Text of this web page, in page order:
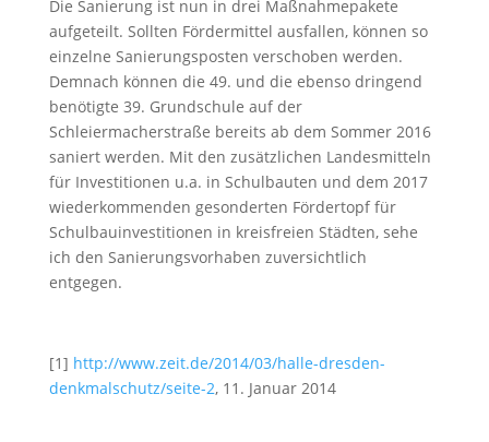
Die Sanierung ist nun in drei Maßnahmepakete
aufgeteilt. Sollten Fördermittel ausfallen, können so
einzelne Sanierungsposten verschoben werden.
Demnach können die 49. und die ebenso dringend
benötigte 39. Grundschule auf der
Schleiermacherstraße bereits ab dem Sommer 2016
saniert werden. Mit den zusätzlichen Landesmitteln
für Investitionen u.a. in Schulbauten und dem 2017
wiederkommenden gesonderten Fördertopf für
Schulbauinvestitionen in kreisfreien Städten, sehe
ich den Sanierungsvorhaben zuversichtlich
entgegen.
[1] http://www.zeit.de/2014/03/halle-dresden-
denkmalschutz/seite-2, 11. Januar 2014